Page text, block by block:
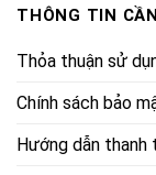
THÔNG TIN
Thỏa thuận sử
Chính sách bảo
Hướng dẫn thanh